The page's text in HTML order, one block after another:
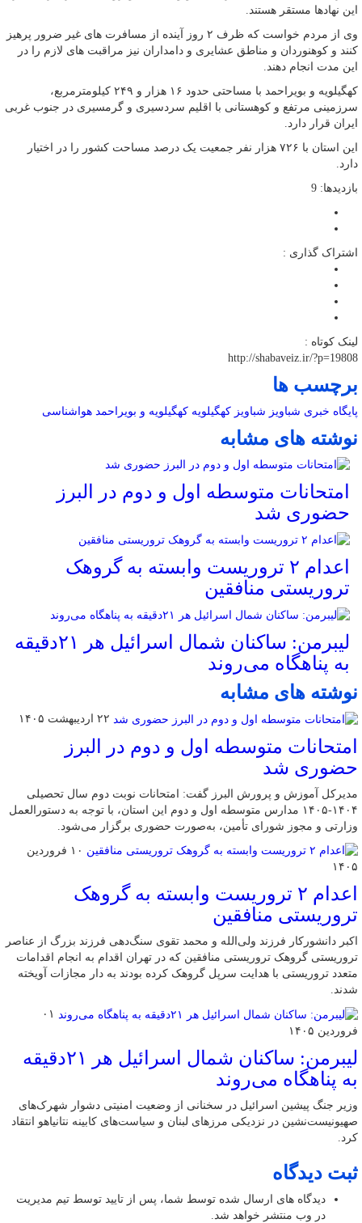
این نهادها مستقر هستند.
وی از مردم خواست که ظرف ۲ روز آینده از مسافرت های غیر ضرور پرهیز
کنند و کوهنوردان و مناطق عشایری و دامداران نیز مراقبت های لازم را در
این مدت انجام دهند.
کهگیلویه و بویراحمد با مساحتی حدود ۱۶ هزار و ۲۴۹ کیلومترمربع،
سرزمینی مرتفع و کوهستانی با اقلیم سردسیری و گرمسیری در جنوب غربی
ایران قرار دارد.
این استان با ۷۲۶ هزار نفر جمعیت یک درصد مساحت کشور را در اختیار
دارد.
بازدیدها: 9
اشتراک گذاری :
لینک کوتاه :
http://shabaveiz.ir/?p=19808
برچسب ها
پایگاه خبری شباویز شباویز کهگیلویه کهگیلویه و بویراحمد هواشناسی
نوشته های مشابه
امتحانات متوسطه اول و دوم در البرز
حضوری شد
اعدام ۲ تروریست وابسته به گروهک
تروریستی منافقین
لیبرمن: ساکنان شمال اسرائیل هر ۲۱دقیقه
به پناهگاه می‌روند
نوشته های مشابه
۲۲ اردیبهشت ۱۴۰۵
امتحانات متوسطه اول و دوم در البرز
حضوری شد
مدیرکل آموزش و پرورش البرز گفت: امتحانات نوبت دوم سال تحصیلی
۱۴۰۴-۱۴۰۵ مدارس متوسطه اول و دوم این استان، با توجه به دستورالعمل
وزارتی و مجوز شورای تأمین، به‌صورت حضوری برگزار می‌شود.
۱۰ فروردین
۱۴۰۵
اعدام ۲ تروریست وابسته به گروهک
تروریستی منافقین
اکبر دانشورکار فرزند ولی‌الله و محمد تقوی سنگ‌دهی فرزند بزرگ از عناصر
تروریستی گروهک تروریستی منافقین که در تهران اقدام به انجام اقدامات
متعدد تروریستی با هدایت سرپل گروهک کرده بودند به دار مجازات آویخته
شدند.
۰۱
فروردین ۱۴۰۵
لیبرمن: ساکنان شمال اسرائیل هر ۲۱دقیقه
به پناهگاه می‌روند
وزیر جنگ پیشین اسرائیل در سخنانی از وضعیت امنیتی دشوار شهرک‌های
صهیونیست‌نشین در نزدیکی مرزهای لبنان و سیاست‌های کابینه نتانیاهو انتقاد
کرد.
ثبت دیدگاه
دیدگاه های ارسال شده توسط شما، پس از تایید توسط تیم مدیریت
در وب منتشر خواهد شد.